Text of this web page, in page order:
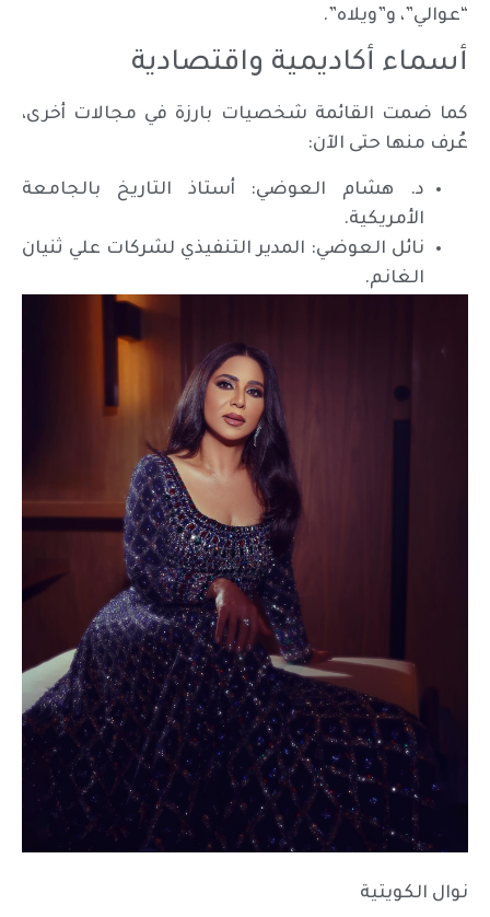
“عوالي”، و”ويلاه”.
أسماء أكاديمية واقتصادية
كما ضمت القائمة شخصيات بارزة في مجالات أخرى،
عُرف منها حتى الآن:
د. هشام العوضي: أستاذ التاريخ بالجامعة
الأمريكية.
نائل العوضي: المدير التنفيذي لشركات علي ثنيان
الغانم.
نوال الكويتية